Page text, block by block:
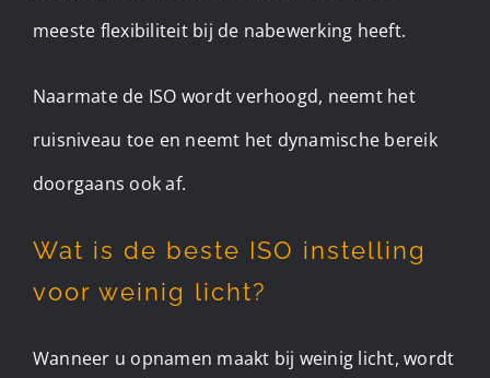
meeste flexibiliteit bij de nabewerking heeft.
Naarmate de ISO wordt verhoogd, neemt het
ruisniveau toe en neemt het dynamische bereik
doorgaans ook af.
Wat is de beste ISO instelling
voor weinig licht?
Wanneer u opnamen maakt bij weinig licht, wordt